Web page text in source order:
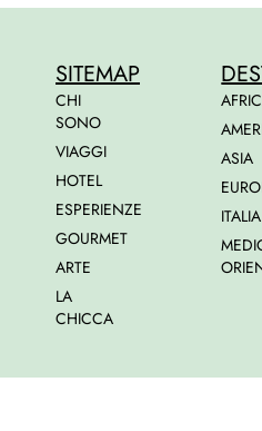
SITEMAP
CHI
SONO
VIAGGI
HOTEL
ESPERIENZE
GOURMET
ARTE
LA
CHICCA
ASIA
ITALIA